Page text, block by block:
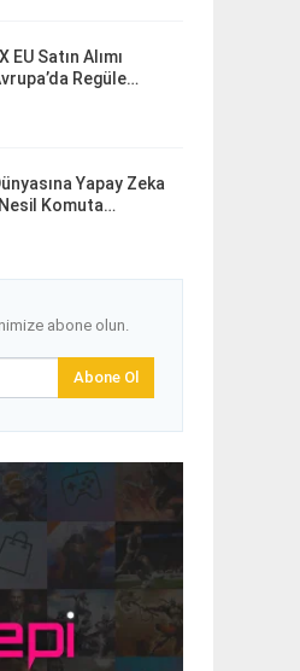
EU Satın Alımı
Regüle…
Yapay Zeka
Komuta…
abone olun.
Abone Ol